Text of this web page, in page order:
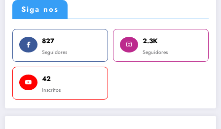
Siga nos
827
Seguidores
2.3K
Seguidores
42
Inscritos